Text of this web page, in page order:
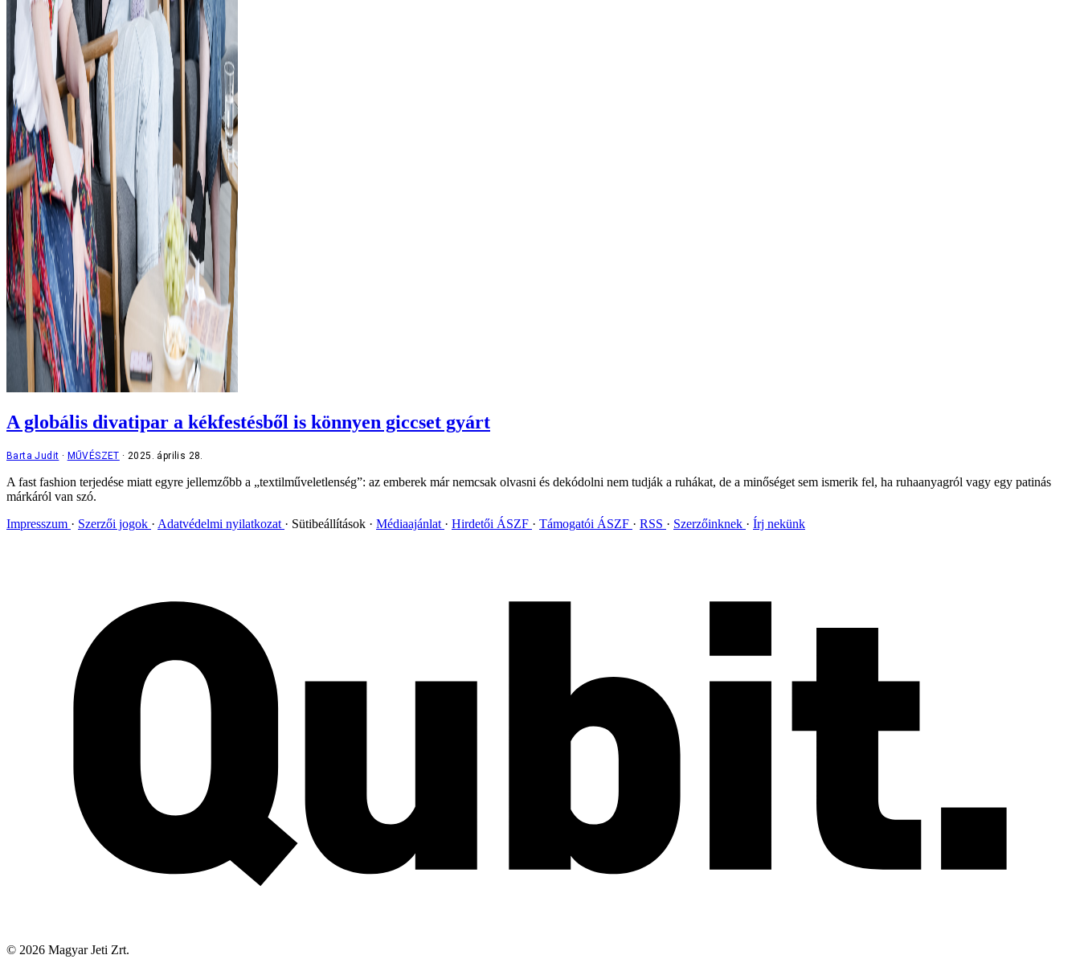
A globális divatipar a kékfestésből is könnyen giccset gyárt
Barta Judit MŰVÉSZET 2025. április 28.
A fast fashion terjedése miatt egyre jellemzőbb a „textilműveletlenség”: az emberek már nemcsak olvasni és dekódolni nem tudják a ruhákat, de a minőséget sem ismerik fel, ha ruhaanyagról vagy egy patinás
márkáról van szó.
Impresszum
Szerzői jogok Adatvédelmi nyilatkozat Sütibeállítások Médiaajánlat Hirdetői ÁSZF Támogatói ÁSZF RSS Szerzőinknek Írj nekünk
© 2026 Magyar Jeti Zrt.